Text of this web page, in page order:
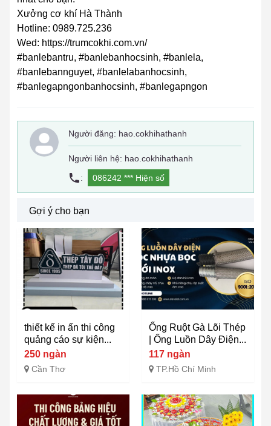
Xưởng cơ khí Hà Thành
Hotline: 0989.725.236
Wed: https://trumcokhi.com.vn/
#banlebantru, #banlebanhocsinh, #banlela,
#banlebannguyet, #banlelabanhocsinh,
#banlegapngonbanhocsinh, #banlegapngon
Người đăng: hao.cokhihathanh
Người liên hệ: hao.cokhihathanh
:
086242 *** Hiện số
Gợi ý cho bạn
thiết kế in ấn thi công
quảng cáo sự kiện...
250 ngàn
Cần Thơ
Ống Ruột Gà Lõi Thép
| Ống Luồn Dây Điện...
117 ngàn
TP.Hồ Chí Minh